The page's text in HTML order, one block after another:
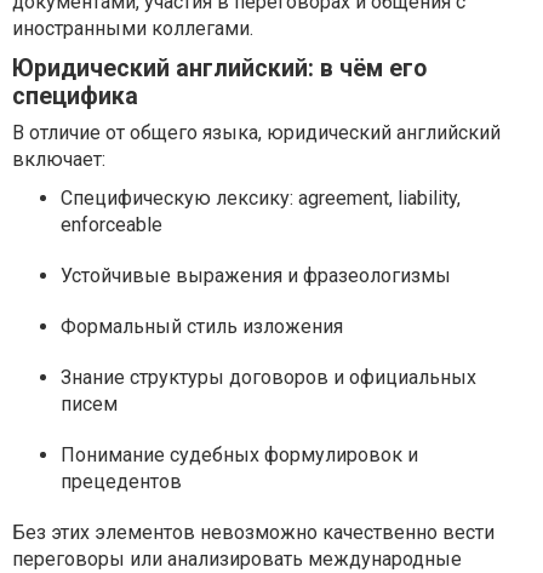
иностранными коллегами.
Юридический английский: в чём его
специфика
В отличие от общего языка, юридический английский
включает:
Специфическую лексику: agreement, liability,
enforceable
Устойчивые выражения и фразеологизмы
Формальный стиль изложения
Знание структуры договоров и официальных
писем
Понимание судебных формулировок и
прецедентов
Без этих элементов невозможно качественно вести
переговоры или анализировать международные